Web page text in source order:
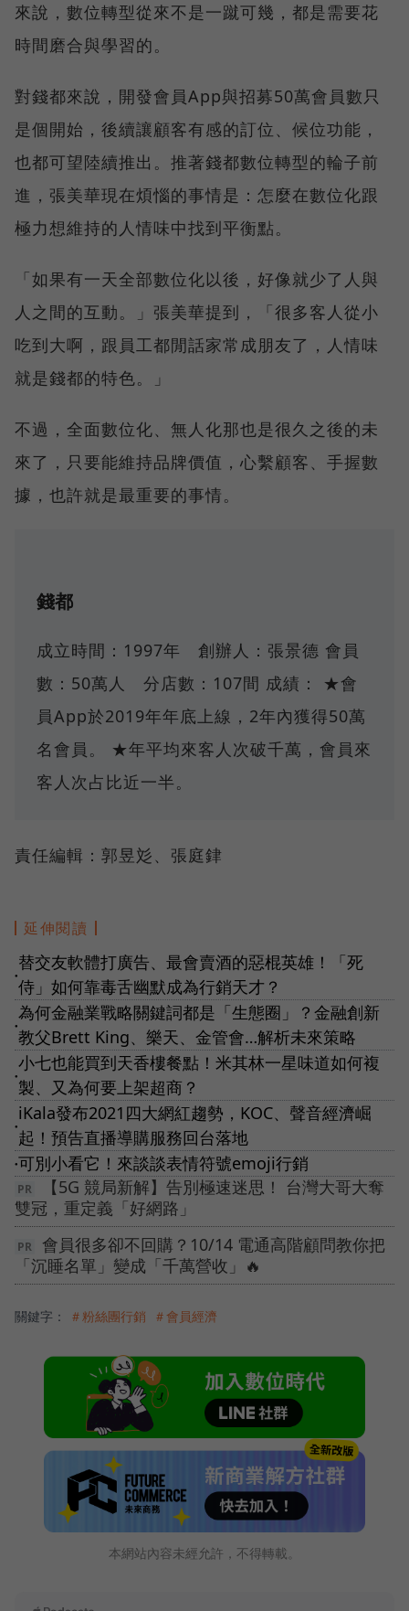
來說，數位轉型從來不是一蹴可幾，都是需要花
時間磨合與學習的。
對錢都來說，開發會員App與招募50萬會員數只
是個開始，後續讓顧客有感的訂位、候位功能，
也都可望陸續推出。推著錢都數位轉型的輪子前
進，張美華現在煩惱的事情是：怎麼在數位化跟
極力想維持的人情味中找到平衡點。
「如果有一天全部數位化以後，好像就少了人與
人之間的互動。」張美華提到，「很多客人從小
吃到大啊，跟員工都閒話家常成朋友了，人情味
就是錢都的特色。」
不過，全面數位化、無人化那也是很久之後的未
來了，只要能維持品牌價值，心繫顧客、手握數
據，也許就是最重要的事情。
錢都
成立時間：1997年 創辦人：張景德 會員
數：50萬人 分店數：107間 成績： ★會
員App於2019年年底上線，2年內獲得50萬
名會員。 ★年平均來客人次破千萬，會員來
客人次占比近一半。
責任編輯：郭昱彣、張庭銉
延伸閱讀
●
替交友軟體打廣告、最會賣酒的惡棍英雄！「死
侍」如何靠毒舌幽默成為行銷天才？
●
為何金融業戰略關鍵詞都是「生態圈」？金融創新
教父Brett King、樂天、金管會…解析未來策略
●
小七也能買到天香樓餐點！米其林一星味道如何複
製、又為何要上架超商？
●
iKala發布2021四大網紅趨勢，KOC、聲音經濟崛
起！預告直播導購服務回台落地
●可別小看它！來談談表情符號emoji行銷
【5G 競局新解】告別極速迷思！ 台灣大哥大奪
雙冠，重定義「好網路」
會員很多卻不回購？10/14 電通高階顧問教你把
「沉睡名單」變成「千萬營收」🔥
關鍵字： ＃粉絲團行銷 ＃會員經濟
本網站內容未經允許，不得轉載。